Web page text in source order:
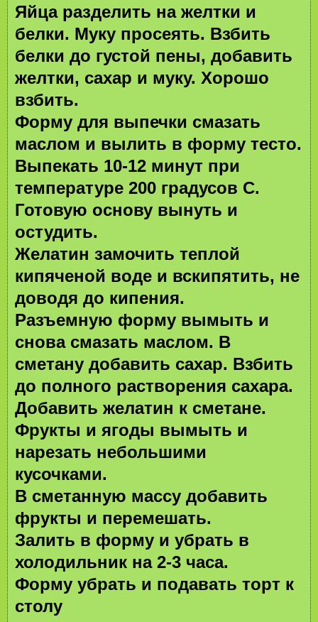
Яйца разделить на желтки и
белки. Муку просеять. Взбить
белки до густой пены, добавить
желтки, сахар и муку. Хорошо
взбить.
Форму для выпечки смазать
маслом и вылить в форму тесто.
Выпекать 10-12 минут при
температуре 200 градусов С.
Готовую основу вынуть и
остудить.
Желатин замочить теплой
кипяченой воде и вскипятить, не
доводя до кипения.
Разъемную форму вымыть и
снова смазать маслом. В
сметану добавить сахар. Взбить
до полного растворения сахара.
Добавить желатин к сметане.
Фрукты и ягоды вымыть и
нарезать небольшими
кусочками.
В сметанную массу добавить
фрукты и перемешать.
Залить в форму и убрать в
холодильник на 2-3 часа.
Форму убрать и подавать торт к
столу